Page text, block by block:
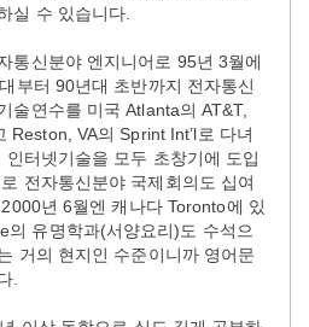
실 수 있습니다
통신분야 엔지니어로 95년 3월에
부터 90년대 초반까지 전자통신
술연수를 미국 Atlanta의 AT&T,
Reston, VA의 Sprint Int’l로 다녀
인터넷기술을 모두 초창기에 도입
전자통신분야 국제회의도 십여
, 2000년 6월엔 캐나다Toronto에 있
의 유명학과(서양요리)도 수석으
거의 현지인 수준이니까 영어문